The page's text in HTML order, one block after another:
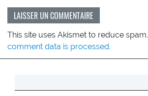
This site uses Akismet to reduce spam.
comment data is processed.